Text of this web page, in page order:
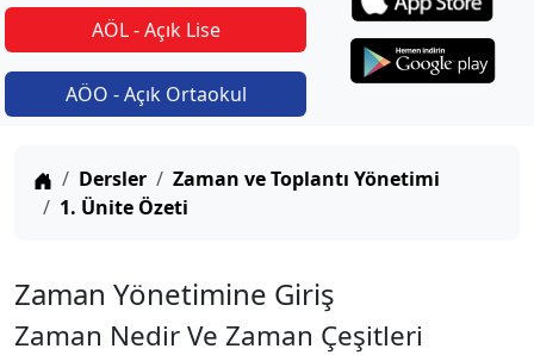
AÖL - Açık Lise
AÖO - Açık Ortaokul
Anasayfa
Dersler
Zaman ve Toplantı Yönetimi
1. Ünite Özeti
Zaman Yönetimine Giriş
Zaman Nedir Ve Zaman Çeşitleri